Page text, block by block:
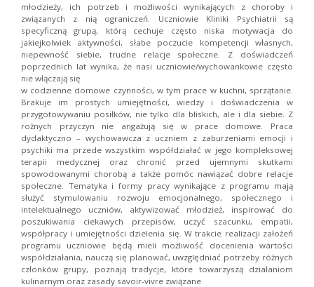
młodzieży, ich potrzeb i możliwości wynikających z choroby i
związanych z nią ograniczeń. Uczniowie Kliniki Psychiatrii są
specyficzną grupą, którą cechuje często niska motywacja do
jakiejkolwiek aktywności, słabe poczucie kompetencji własnych,
niepewność siebie, trudne relacje społeczne. Z doświadczeń
poprzednich lat wynika, że nasi uczniowie/wychowankowie często
nie włączają się
w codzienne domowe czynności, w tym prace w kuchni, sprzątanie.
Brakuje im prostych umiejętności, wiedzy i doświadczenia w
przygotowywaniu posiłków, nie tylko dla bliskich, ale i dla siebie. Z
rożnych przyczyn nie angażują się w prace domowe. Praca
dydaktyczno – wychowawcza z uczniem z zaburzeniami emocji i
psychiki ma przede wszystkim współdziałać w jego kompleksowej
terapii medycznej oraz chronić przed ujemnymi skutkami
spowodowanymi chorobą a także pomóc nawiązać dobre relacje
społeczne. Tematyka i formy pracy wynikające z programu mają
służyć stymulowaniu rozwoju emocjonalnego, społecznego i
intelektualnego uczniów, aktywizować młodzież, inspirować do
poszukiwania ciekawych przepisów, uczyć szacunku, empatii,
współpracy i umiejętności dzielenia się. W trakcie realizacji założeń
programu uczniowie będą mieli możliwość docenienia wartości
współdziałania, nauczą się planować, uwzględniać potrzeby różnych
członków grupy, poznają tradycje, które towarzyszą działaniom
kulinarnym oraz zasady savoir-vivre związane